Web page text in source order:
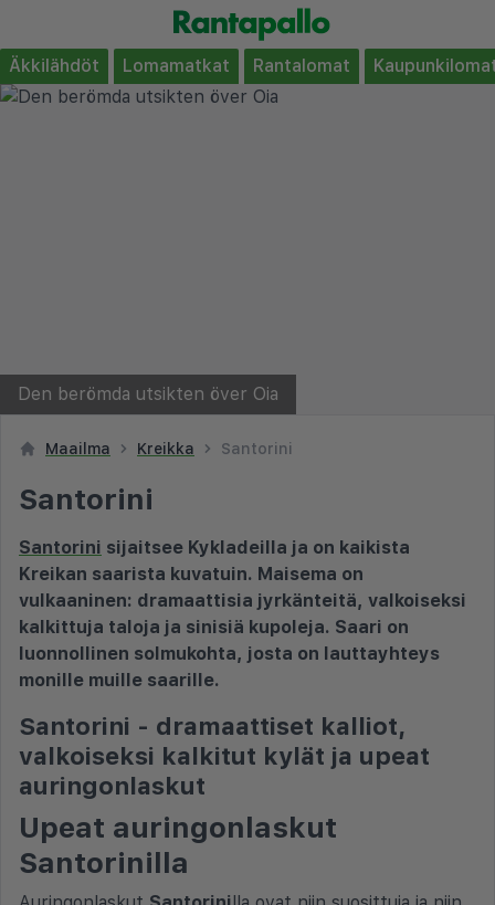
Äkkilähdöt Lomamatkat Rantalomat
Den berömda utsikten över Oia
Maailma Kreikka Santorini
Santorini
Santorini sijaitsee Kykladeilla ja on kaikista
Kreikan saarista kuvatuin. Maisema on
vulkaaninen: dramaattisia jyrkänteitä, valkoiseksi
kalkittuja taloja ja sinisiä kupoleja. Saari on
luonnollinen solmukohta, josta on lauttayhteys
monille muille saarille.
Santorini - dramaattiset kalliot,
valkoiseksi kalkitut kylät ja upeat
auringonlaskut
Upeat auringonlaskut
Santorinilla